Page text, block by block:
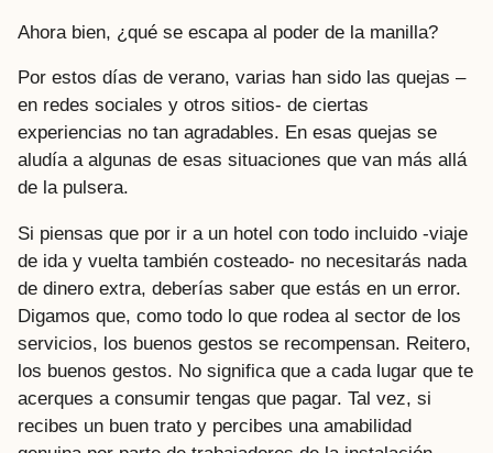
Ahora bien, ¿qué se escapa al poder de la manilla?
Por estos días de verano, varias han sido las quejas –
en redes sociales y otros sitios- de ciertas
experiencias no tan agradables. En esas quejas se
aludía a algunas de esas situaciones que van más allá
de la pulsera.
Si piensas que por ir a un hotel con todo incluido -viaje
de ida y vuelta también costeado- no necesitarás nada
de dinero extra, deberías saber que estás en un error.
Digamos que, como todo lo que rodea al sector de los
servicios, los buenos gestos se recompensan. Reitero,
los buenos gestos. No significa que a cada lugar que te
acerques a consumir tengas que pagar. Tal vez, si
recibes un buen trato y percibes una amabilidad